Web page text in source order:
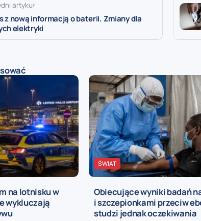
artykuł
z nową informacją o baterii. Zmiany dla
elektryki
na lotnisku w
wykluczają
ŚWIAT
Obiecujące wyniki badań
i szczepionkami przeciw
studzi jednak oczekiwania